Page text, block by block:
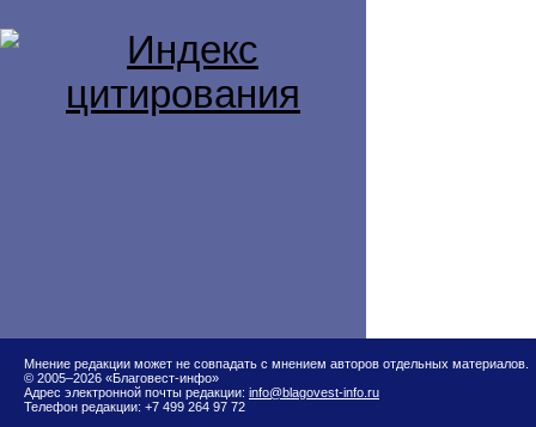
Мнение редакции может не совпадать с мнением авторов отдельных материалов.
© 2005–2026 «Благовест-инфо»
Адрес электронной почты редакции: info@blagovest-info.ru
Телефон редакции: +7 499 264 97 72